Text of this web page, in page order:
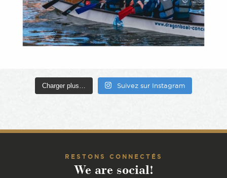
Charger plus… Suivez sur Instagram
RESTONS CONNECTÉS
We are social!